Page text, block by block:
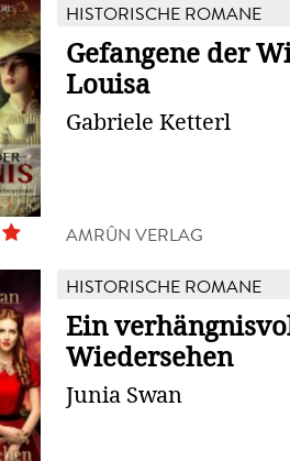
HISTORISCHE ROMANE
Gefangene der
Louisa
Gabriele Ketterl
AMRÛN VERLAG
HISTORISCHE ROMANE
Ein
Wiedersehen
Junia Swan